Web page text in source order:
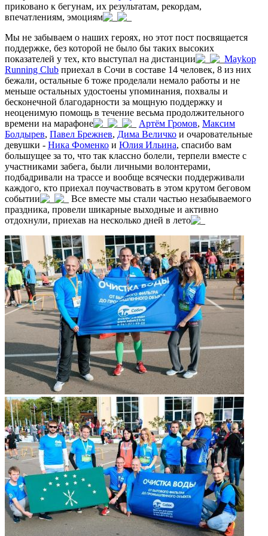
приковано к бегунам, их результатам, рекордам,
впечатлениям, эмоциям
Мы не забываем о наших героях, но этот пост посвящается
поддержке, без которой не было бы таких высоких
показателей у тех, кто выступал на дистанции
Maykop
Running Club приехал в Сочи в составе 14 человек, 8 из них
бежали, остальные 6 тоже проделали немало работы и не
меньше остальных удостоены упоминания, похвалы и
бесконечной благодарности за мощную поддержку и
неоценимую помощь в течение весьма продолжительного
времени на марафоне
Артём Громов, Максим
Болдырев, Павел Брежнев, Дима Величко и очаровательные
девушки - Ника Фоменко и Юлия Ильина, спасибо вам
большущее за то, что так классно болели, терпели вместе с
участниками забега, были личными волонтерами,
подбадривали на трассе и вообще всячески поддерживали
каждого, кто приехал поучаствовать в этом крутом беговом
событии
Все вместе мы стали частью незабываемого
праздника, провели шикарные выходные и активно
отдохнули, приехав на несколько дней в лето